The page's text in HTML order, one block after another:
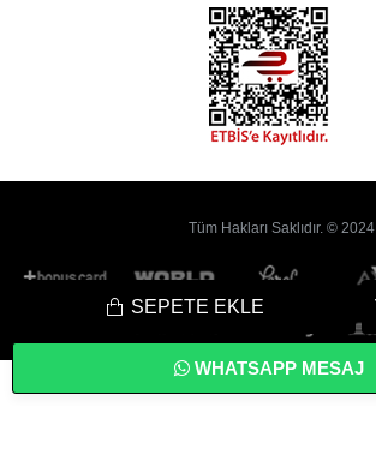
SEPETE EKLE
WHATSAPP MESAJ
Tüm Hakları Saklıdır. © 2024